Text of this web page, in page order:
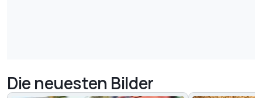
Die neuesten Bilder